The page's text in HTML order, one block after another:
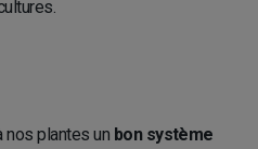
nos plantes un bon système